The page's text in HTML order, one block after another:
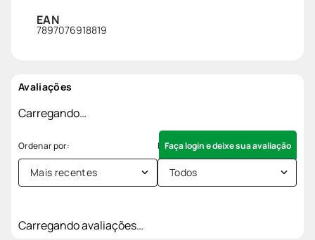
EAN
7897076918819
Avaliações
Carregando…
Faça login e deixe sua avaliação
Mais recentes Todos
Carregando avaliações…